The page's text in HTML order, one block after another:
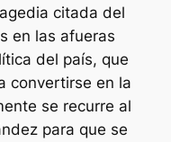
citada del
en las afueras
del país, que
convertirse en la
se recurre al
para que se